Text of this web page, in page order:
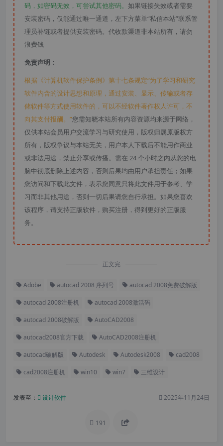
码，如密码无效，可尝试其他密码。 如果链接失效或者需要
安装密码，仅能通过唯一通道，左下方菜单“私信本站”联系管
理员补链或者提供安装密码。代收款渠道非本站所有，请勿
浪费钱
免责声明：
根据《计算机软件保护条例》第十七条规定“为了学习和研究
软件内含的设计思想和原理，通过安装、显示、传输或者存
储软件等方式使用软件的，可以不经软件著作权人许可，不
向其支付报酬。”您需知晓本站所有内容资源均来源于网络，
仅供本站会员用户交流学习与研究使用，版权归属原版权方
所有，版权争议与本站无关，用户本人下载后不能用作商业
或非法用途，禁止分享或传播。需在 24 个小时之内从您的电
脑中彻底删除上述内容，否则后果均由用户承担责任；如果
您访问和下载此文件，表示您同意只将此文件用于参考、学
习而非其他用途，否则一切后果请您自行承担。如果您喜欢
该程序，请支持正版软件，购买注册，得到更好的正版服
务。
正文完
Adobe autocad 2008 序列号 autocad 2008免费破解版
autocad 2008注册机 autocad 2008激活码
autocad 2008破解版 AutoCAD2008
autocad2008官方下载 AutoCAD2008注册机
autocad破解版 Autodesk Autodesk2008 cad2008
cad2008注册机 win10 win7 三维设计
发表至： 设计软件 2025年11月24日
191